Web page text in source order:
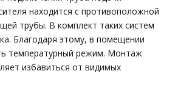
находится с противоположной
трубы. В комплект таких систем
Благодаря этому, в помещении
температурный режим. Монтаж
избавиться от видимых